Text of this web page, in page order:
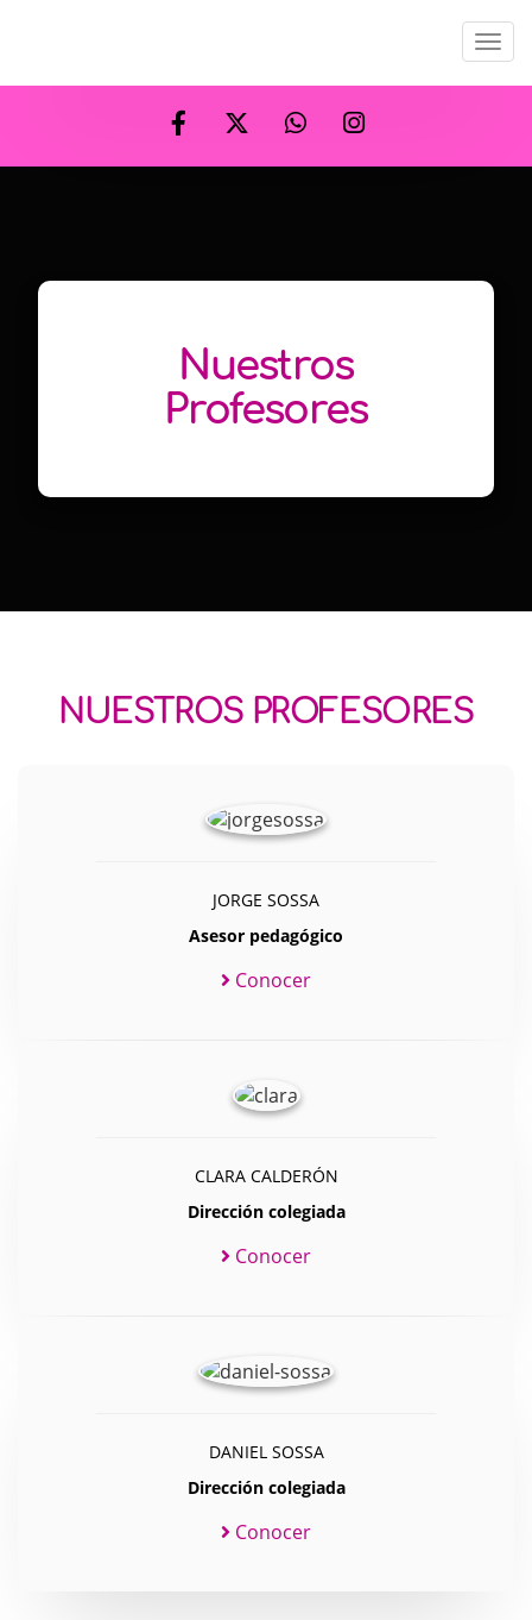
Menu
Nuestros
Profesores
NUESTROS PROFESORES
JORGE SOSSA
Asesor pedagógico
Conocer
CLARA CALDERÓN
Dirección colegiada
Conocer
DANIEL SOSSA
Dirección colegiada
Conocer